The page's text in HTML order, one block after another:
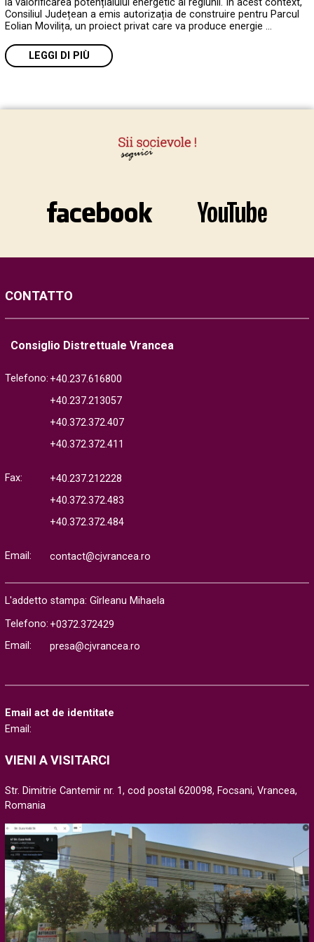
Consiliul Județean a emis autorizația de construire pentru Parcul
Eolian Movilița, un proiect privat care va produce energie …
LEGGI DI PIÙ
CONTATTO
Consiglio Distrettuale Vrancea
Telefono: +40.237.616800
+40.237.213057
+40.372.372.407
+40.372.372.411
Fax:
+40.237.212228
+40.372.372.483
+40.372.372.484
Email: contact@cjvrancea.ro
L'addetto stampa: Gîrleanu Mihaela
Telefono: +0372.372429
Email:
presa@cjvrancea.ro
Email act de identitate
Email:
VIENI A VISITARCI
Str. Dimitrie Cantemir nr. 1, cod postal 620098, Focsani, Vrancea,
Romania